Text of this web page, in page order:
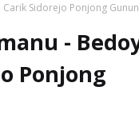
Sidorejo Ponjong
-
Ponjong